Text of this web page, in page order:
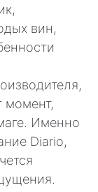
вин,
момент,
Именно
Diario,